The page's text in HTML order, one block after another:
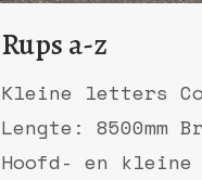
Rups a-z
Kleine letters
Lengte: 8500mm
Hoofd- en